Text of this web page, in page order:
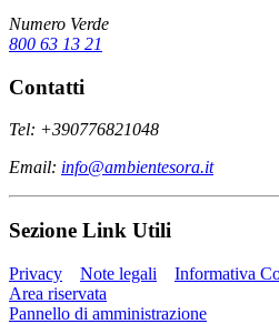
Numero Verde
800 63 13 21
Contatti
Tel: +390776821048
Email: info@ambientesora.it
Sezione Link Utili
Privacy Note legali
Informativa
Area riservata
Pannello di amministrazione